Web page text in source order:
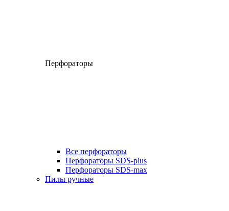
Перфораторы
Все перфораторы
Перфораторы SDS-plus
Перфораторы SDS-max
Пилы ручные